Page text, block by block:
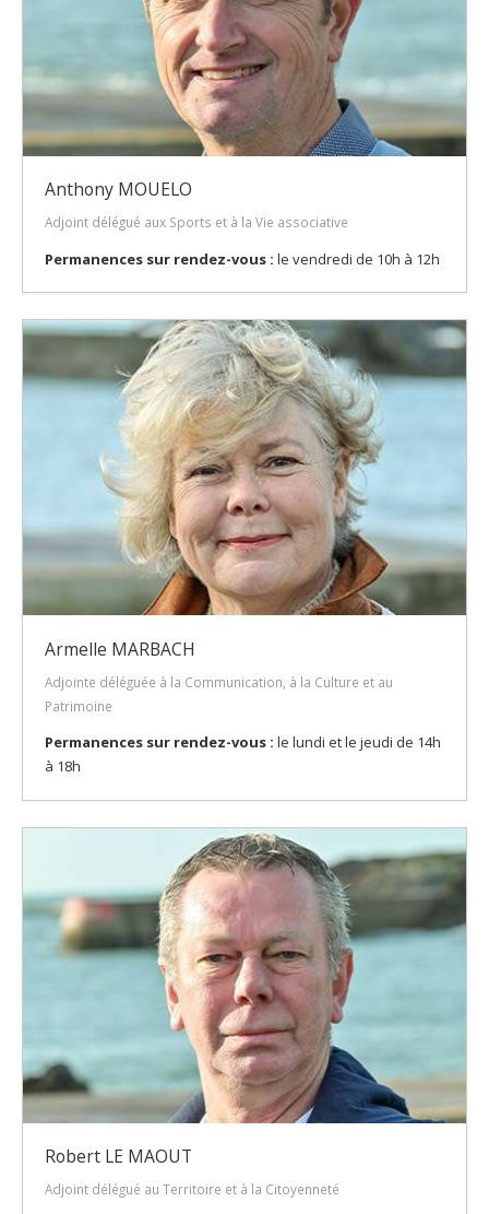
Anthony MOUELO
Adjoint délégué aux Sports et à la Vie associative
Permanences sur rendez-vous : le vendredi de 10h à 12h
Armelle MARBACH
Adjointe déléguée à la Communication, à la Culture et au
Patrimoine
Permanences sur rendez-vous : le lundi et le jeudi de 14h
à 18h
Robert LE MAOUT
Adjoint délégué au Territoire et à la Citoyenneté